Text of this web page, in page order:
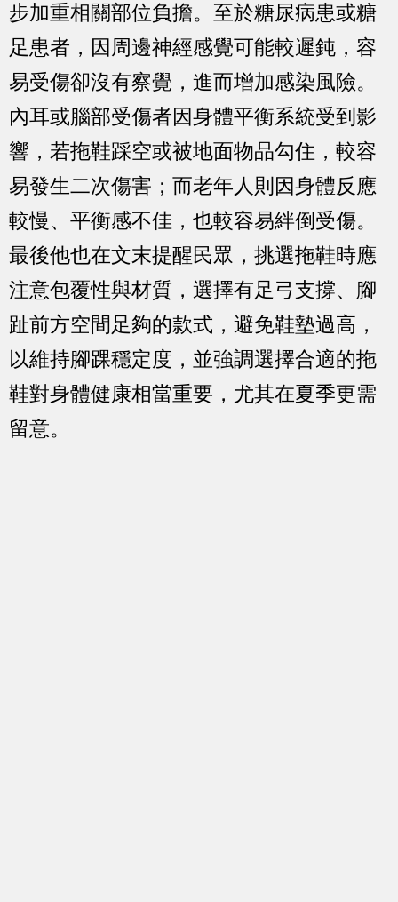
步加重相關部位負擔。至於糖尿病患或糖
足患者，因周邊神經感覺可能較遲鈍，容
易受傷卻沒有察覺，進而增加感染風險。
內耳或腦部受傷者因身體平衡系統受到影
響，若拖鞋踩空或被地面物品勾住，較容
易發生二次傷害；而老年人則因身體反應
較慢、平衡感不佳，也較容易絆倒受傷。
最後他也在文末提醒民眾，挑選拖鞋時應
注意包覆性與材質，選擇有足弓支撐、腳
趾前方空間足夠的款式，避免鞋墊過高，
以維持腳踝穩定度，並強調選擇合適的拖
鞋對身體健康相當重要，尤其在夏季更需
留意。